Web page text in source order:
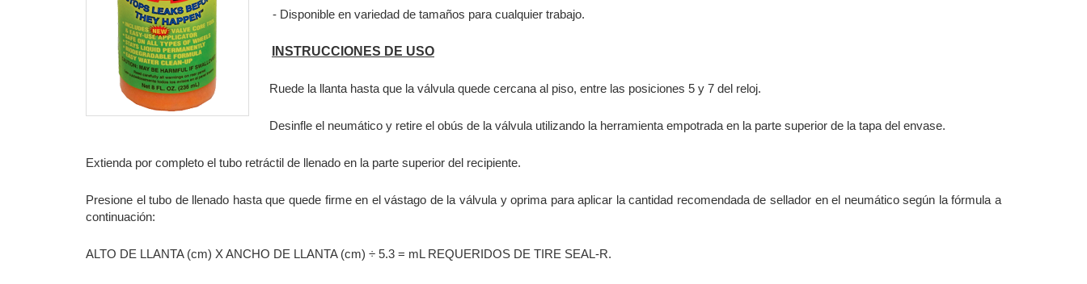
- Disponible en variedad de tamaños para cualquier trabajo.
INSTRUCCIONES DE USO
Ruede la llanta hasta que la válvula quede cercana al piso, entre las posiciones 5 y 7 del reloj.
Desinfle el neumático y retire el obús de la válvula utilizando la herramienta empotrada en la parte superior de la tapa del envase.
Extienda por completo el tubo retráctil de llenado en la parte superior del recipiente.
Presione el tubo de llenado hasta que quede firme en el vástago de la válvula y oprima para aplicar la cantidad recomendada de sellador en el neumático según la fórmula a
continuación:
ALTO DE LLANTA (cm) X ANCHO DE LLANTA (cm) ÷ 5.3 = mL REQUERIDOS DE TIRE SEAL-R.